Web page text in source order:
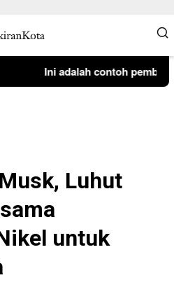
Ini adalah contoh
Luhut
untuk